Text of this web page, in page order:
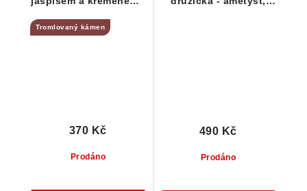
Tromlovaný kámen
Prodáno
370 Kč
Prodáno
490 Kč